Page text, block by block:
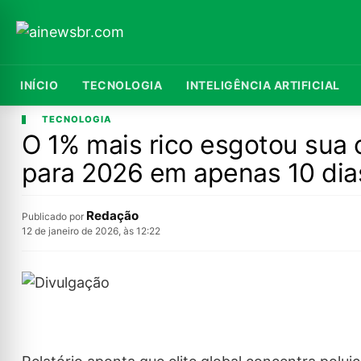
INÍCIO TECNOLOGIA INTELIGÊNCIA ARTIFICIAL
TECNOLOGIA
O 1% mais rico esgotou
para 2026 em apenas 10
Publicado por Redação
12 de janeiro de 2026, às 12:22